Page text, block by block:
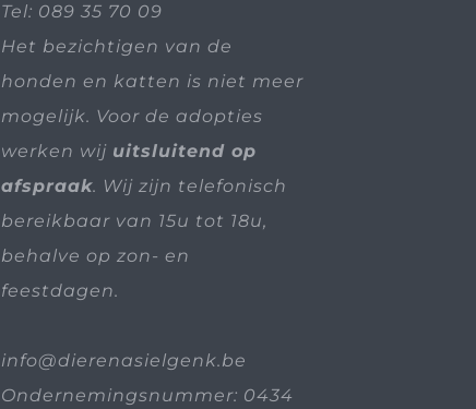
Tel: 089 35 70 09
Het bezichtigen van de
honden en katten is niet meer
mogelijk. Voor de adopties
werken wij uitsluitend op
afspraak. Wij zijn telefonisch
bereikbaar van 15u tot 18u,
behalve op zon- en
feestdagen.
info@dierenasielgenk.be
Ondernemingsnummer: 0434